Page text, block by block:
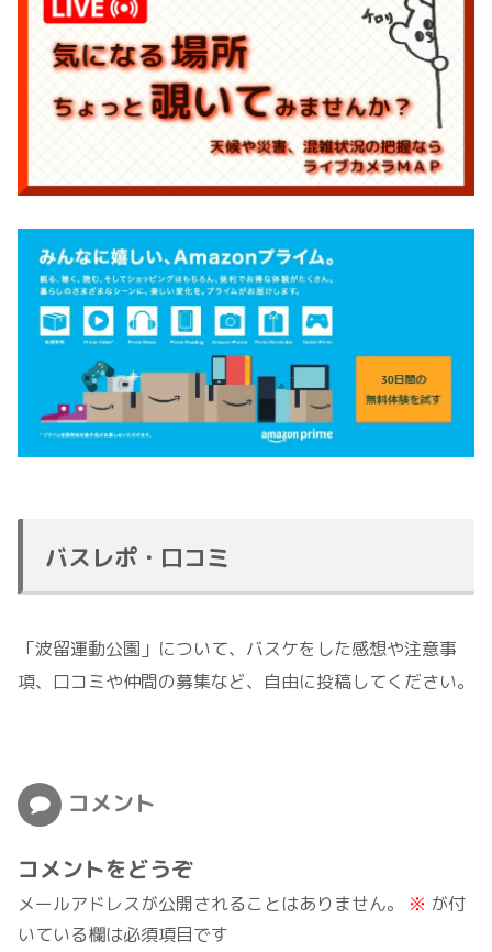
バスレポ・口コミ
「波留運動公園」について、バスケをした感想や注意事
項、口コミや仲間の募集など、自由に投稿してください。
コメント
コメントをどうぞ
メールアドレスが公開されることはありません。 ※ が付
いている欄は必須項目です